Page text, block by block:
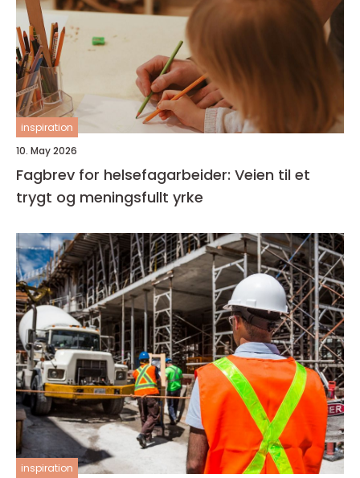
inspiration
10. May 2026
Fagbrev for helsefagarbeider: Veien til et
trygt og meningsfullt yrke
inspiration